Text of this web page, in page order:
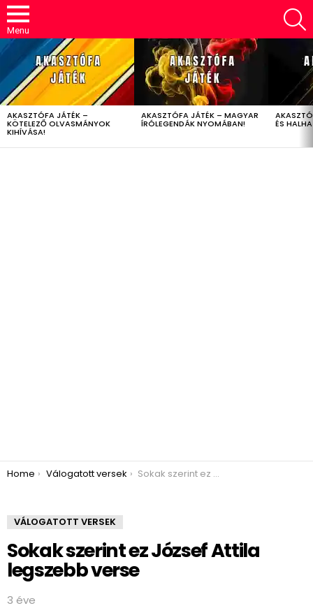
Menu
LATEST
STORIES
AKASZTÓFA JÁTÉK –
KÖTELEZŐ OLVASMÁNYOK
KIHÍVÁSA!
AKASZTÓFA JÁTÉK – MAGYAR
ÍRÓLEGENDÁK NYOMÁBAN! ÉS
You are here:
Home Válogatott versek Sokak szerint ez József Attila legszebb verse
VÁLOGATOTT VERSEK
Sokak szerint ez József Attila
legszebb verse
3 éve